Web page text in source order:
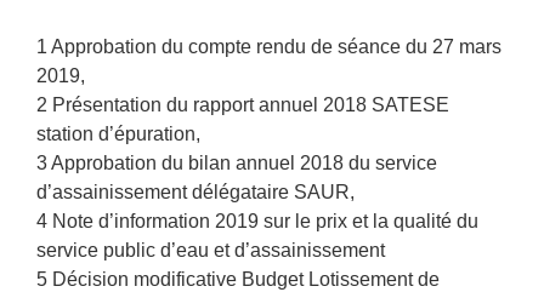
1 Approbation du compte rendu de séance du 27 mars
2019,
2 Présentation du rapport annuel 2018 SATESE
station d’épuration,
3 Approbation du bilan annuel 2018 du service
d’assainissement délégataire SAUR,
4 Note d’information 2019 sur le prix et la qualité du
service public d’eau et d’assainissement
5 Décision modificative Budget Lotissement de